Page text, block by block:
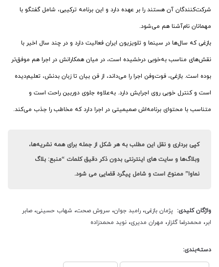
شرکت‌کنندگان آن هستند را بر عهده دارد و این برنامه ترکیبی، شامل گفتگو با
مهمانان نام‌آشنا هم می‌شود.
بازغی که سال‌ها در سینما و تلویزیون ایران فعالیت دارد و در چند سال اخیر با
نقش‌های مناسب به‌خوبی درخشیده است، در میان همکارانش در اجرا هم موفق‌تر
بوده است. بازغی، فوت‌وفن اجرا را می‌داند، از فن بیان تا زبان بدنش، تعلیم‌دیده
است و کنترل خوبی روی اجرایش دارد. به‌علاوه جلوی دوربین راحت است و
متناسب با محتوای برنامه‌اش صمیمیتی در اجرا دارد که مخاطب را جذب می‌کند.
کپی برداری و نقل این مطلب به هر شکل از جمله برای همه نشریه‌ها،
وبلاگ‌ها و سایت های اینترنتی بدون ذکر دقیق کلمات “منبع: بلاگ
نماوا” ممنوع است و شامل پیگرد قضایی می شود.
واژگان کلیدی: پژمان بازغی، رامبد جوان، سروش صحت، شهاب حسینی، صابر
ابر، محمدرضا گلزار، مهران مدیری، نوید محمدزاده
دسته‌بندی: